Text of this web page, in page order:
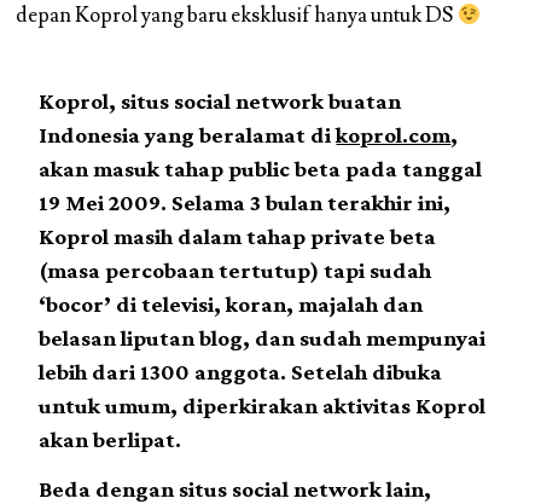
depan Koprol yang baru eksklusif hanya untuk DS
Koprol, situs social network buatan
Indonesia yang beralamat dikoprol.com,
akan masuk tahap public beta pada tanggal
19 Mei 2009. Selama 3 bulan terakhir ini,
Koprol masih dalam tahap private beta
(masa percobaan tertutup) tapi sudah
‘bocor’ di televisi, koran, majalah dan
belasan liputan blog, dan sudah mempunyai
lebih dari 1300 anggota. Setelah dibuka
untuk umum, diperkirakan aktivitas Koprol
akan berlipat.
Beda dengan situs social network lain,